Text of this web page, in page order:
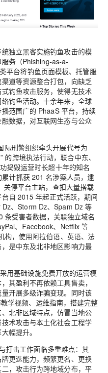
独立黑客实施钓鱼攻击的模
务（Phishing-as-a-
平台将钓鱼页面模板、托管服
道等资源整合打包，向缺乏
钓鱼攻击服务，使得无技术
钓鱼活动。十余年来，全球
范围广的 PhaaS 平台，持续
数据，对互联网生态与公众
刑警组织牵头开展代号为
跨境执法行动，联合中东、
捣毁运营时长超十年的知名
计抓获 201 名涉案人员，逮
停平台主站，查扣大量搭载
自 2015 年起正式活跃，期间
、Storm Dz、Spam Dz 等
条受害者数据，关联独立域名
、Facebook、Netflix 等
构，使用阿拉伯语、英语、法
是中东及北非地区影响力最
用基础设施免费开放的运营模
其盈利不再依赖工具售卖，
开展多级诈骗变现。同时该
学视频、运维指南，搭建完整
北非区域特点，仿冒当地公
术攻击与本土化社会工程学
幅提升。
打击工作面临多重难点：其
更迭能力，频繁更名、更换
，攻击行为跨地域分布，平